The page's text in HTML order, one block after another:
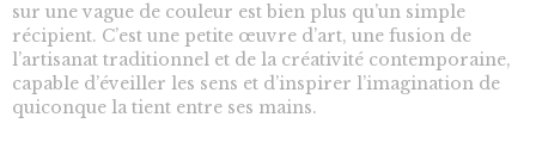
sur une vague de couleur est bien plus qu’un simple
récipient. C’est une petite œuvre d’art, une fusion de
l’artisanat traditionnel et de la créativité contemporaine,
capable d’éveiller les sens et d’inspirer l’imagination de
quiconque la tient entre ses mains.